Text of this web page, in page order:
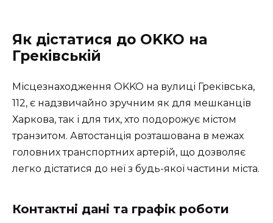
Як дістатися до OKKO на
Греківській
Місцезнаходження OKKO на вулиці Греківська,
112, є надзвичайно зручним як для мешканців
Харкова, так і для тих, хто подорожує містом
транзитом. Автостанція розташована в межах
головних транспортних артерій, що дозволяє
легко дістатися до неї з будь-якої частини міста.
Контактні дані та графік роботи